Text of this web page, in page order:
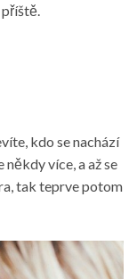
kdo se nachází
více, a až se
tak teprve potom